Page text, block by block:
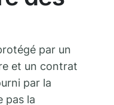
par un
et un contrat
par la
pas la